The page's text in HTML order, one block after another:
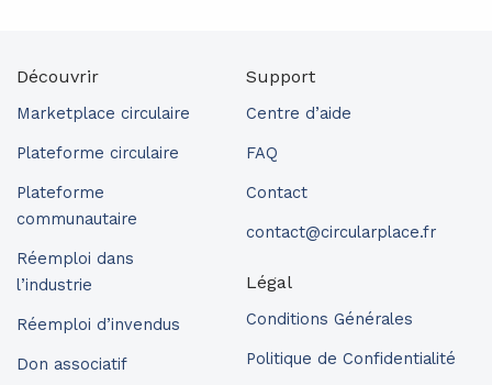
Découvrir
Marketplace circulaire
Plateforme circulaire
Plateforme
communautaire
Réemploi dans
l’industrie
Réemploi d’invendus
Don associatif
Support
Centre d’aide
FAQ
Contact
contact@circularplace.fr
Légal
Conditions Générales
Politique de Confidentialité